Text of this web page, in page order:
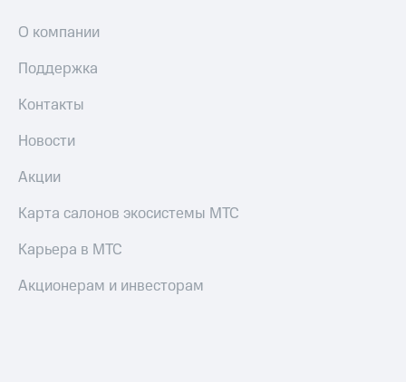
О компании
Поддержка
Контакты
Новости
Акции
Карта салонов экосистемы МТС
Карьера в МТС
Акционерам и инвесторам